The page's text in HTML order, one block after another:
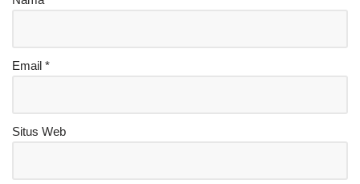
Email *
Situs Web